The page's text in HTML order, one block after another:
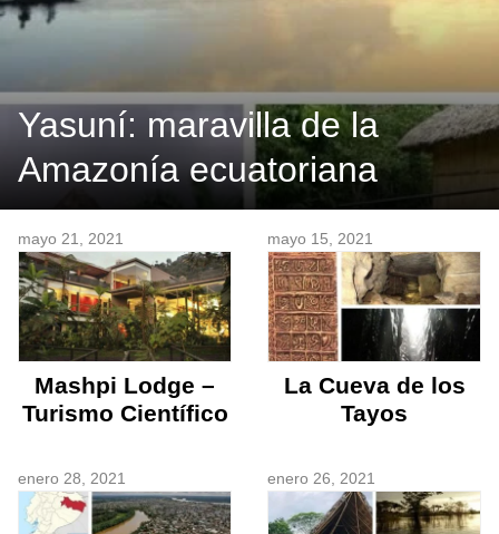
Yasuní: maravilla de la
Amazonía ecuatoriana
mayo 21, 2021
Mashpi Lodge –
Turismo Científico
mayo 15, 2021
La Cueva de los
Tayos
enero 28, 2021 enero 26, 2021